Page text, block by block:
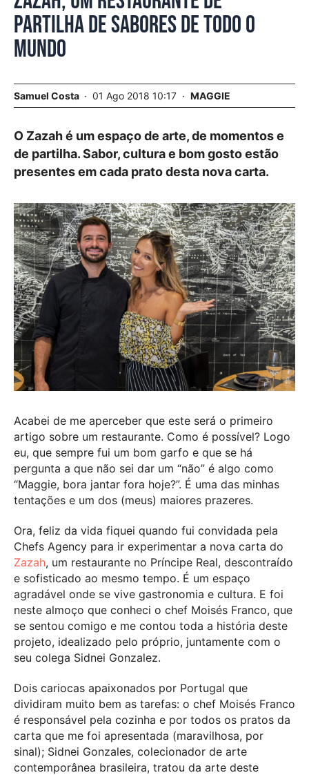
partilha de sabores de todo o
mundo
Samuel Costa 01 Ago 2018 10:17 MAGGIE
O Zazah é um espaço de arte, de momentos e
de partilha. Sabor, cultura e bom gosto estão
presentes em cada prato desta nova carta.
Acabei de me aperceber que este será o primeiro
artigo sobre um restaurante. Como é possível? Logo
eu, que sempre fui um bom garfo e que se há
pergunta a que não sei dar um “não” é algo como
“Maggie, bora jantar fora hoje?”. É uma das minhas
tentações e um dos (meus) maiores prazeres.
Ora, feliz da vida fiquei quando fui convidada pela
Chefs Agency para ir experimentar a nova carta do
Zazah, um restaurante no Príncipe Real, descontraído
e sofisticado ao mesmo tempo. É um espaço
agradável onde se vive gastronomia e cultura. E foi
neste almoço que conheci o chef Moisés Franco, que
se sentou comigo e me contou toda a história deste
projeto, idealizado pelo próprio, juntamente com o
seu colega Sidnei Gonzalez.
Dois cariocas apaixonados por Portugal que
dividiram muito bem as tarefas: o chef Moisés Franco
é responsável pela cozinha e por todos os pratos da
carta que me foi apresentada (maravilhosa, por
sinal); Sidnei Gonzales, colecionador de arte
contemporânea brasileira, tratou da arte deste